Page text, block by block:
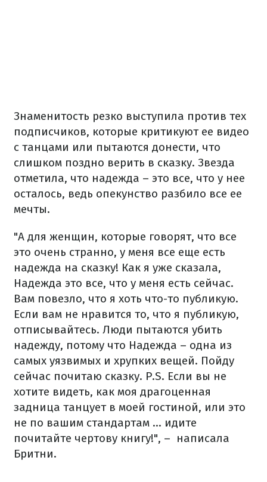
Знаменитость резко выступила против тех
подписчиков, которые критикуют ее видео
с танцами или пытаются донести, что
слишком поздно верить в сказку. Звезда
отметила, что надежда – это все, что у нее
осталось, ведь опекунство разбило все ее
мечты.
"А для женщин, которые говорят, что все
это очень странно, у меня все еще есть
надежда на сказку! Как я уже сказала,
Надежда это все, что у меня есть сейчас.
Вам повезло, что я хоть что-то публикую.
Если вам не нравится то, что я публикую,
отписывайтесь. Люди пытаются убить
надежду, потому что Надежда – одна из
самых уязвимых и хрупких вещей. Пойду
сейчас почитаю сказку. P.S. Если вы не
хотите видеть, как моя драгоценная
задница танцует в моей гостиной, или это
не по вашим стандартам ... идите
почитайте чертову книгу!", – написала
Бритни.